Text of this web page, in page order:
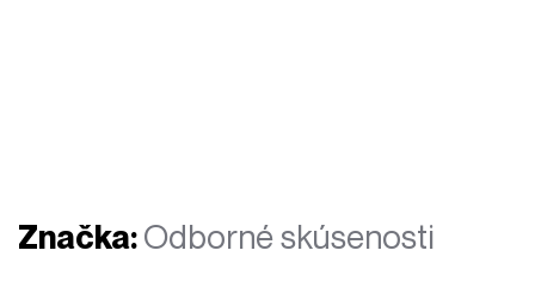
Značka:Odborné skúsenosti